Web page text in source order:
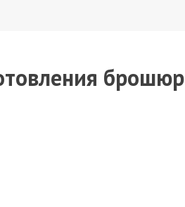
брошюр